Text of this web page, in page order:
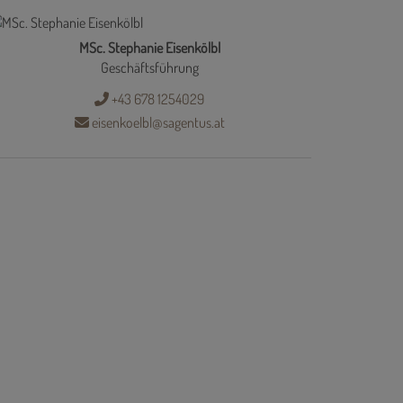
MSc. Stephanie Eisenkölbl
Geschäftsführung
+43 678 1254029
eisenkoelbl@sagentus.at